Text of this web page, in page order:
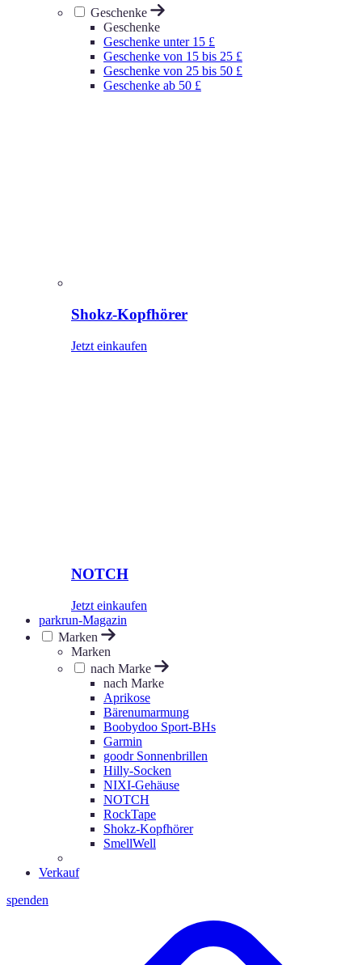
Geschenke
Geschenke
Geschenke unter 15 £
Geschenke von 15 bis 25 £
Geschenke von 25 bis 50 £
Geschenke ab 50 £
Shokz-Kopfhörer
Jetzt einkaufen
NOTCH
Jetzt einkaufen
parkrun-Magazin
Marken
Marken
nach Marke
nach Marke
Aprikose
Bärenumarmung
Boobydoo Sport-BHs
Garmin
goodr Sonnenbrillen
Hilly-Socken
NIXI-Gehäuse
NOTCH
RockTape
Shokz-Kopfhörer
SmellWell
Verkauf
spenden